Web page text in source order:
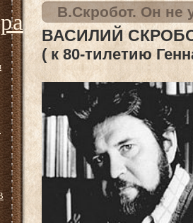
В.Скробот. Он не
ВАСИЛИЙ
( к 80-тилетию